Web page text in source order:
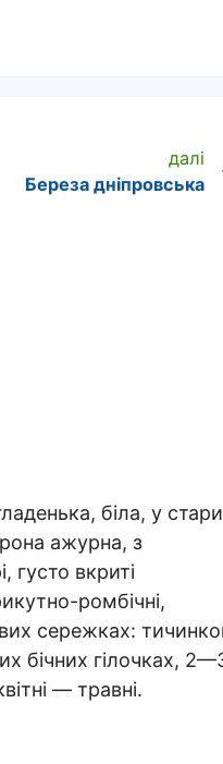
далі
Береза дніпровська
біла, у
ажурна, з
густо вкриті
ромбічні,
сережках:
бічних гілочках,
— травні.